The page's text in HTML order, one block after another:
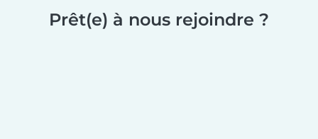
Prêt(e) à nous rejoindre ?